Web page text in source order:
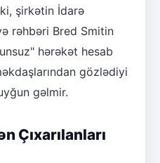
şirkətin İdarə
rəhbəri Bred Smitin
hərəkət hesab
gözlədiyi
gəlmir.
Çıxarılanları